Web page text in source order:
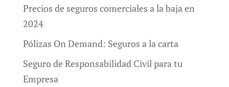
Precios de seguros comerciales a la baja en
2024
Pólizas On Demand: Seguros a la carta
Seguro de Responsabilidad Civil para tu
Empresa